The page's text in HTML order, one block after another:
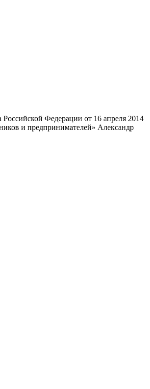
Федерации от 16 апреля 2014
и предпринимателей» Александр